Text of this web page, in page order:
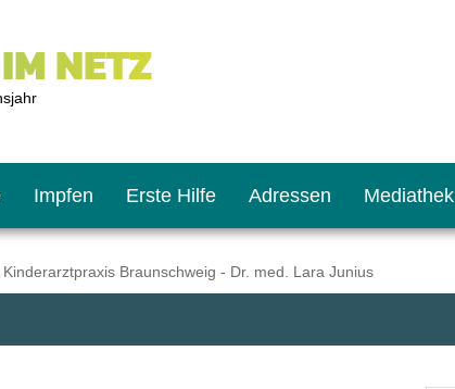
NETZ
Impfen Erste Hilfe Adressen Mediathek
Braunschweig - Dr. med. Lara Junius